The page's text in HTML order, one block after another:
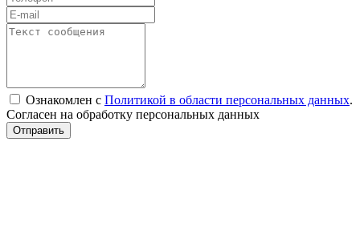
Ознакомлен с Политикой в области персональных данных.
Согласен на обработку персональных данных
Отправить